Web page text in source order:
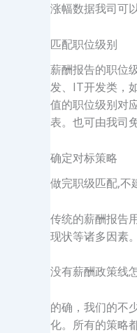
涨幅数据我司可
匹配职位级别
薪酬报告的职位
发、IT开发类，
值的职位级别对
表。也可由我司
确定对标策略
做完职级匹配,不
传统的薪酬报告
现状等诸多因素
没有薪酬政策线
的确，我们的不
化。所有的策略